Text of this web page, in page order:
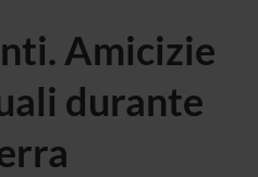
Amicizie
durante